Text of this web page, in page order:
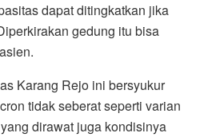
dapat ditingkatkan jika
gedung itu bisa
Karang Rejo ini bersyukur
tidak seberat seperti varian
dirawat juga kondisinya